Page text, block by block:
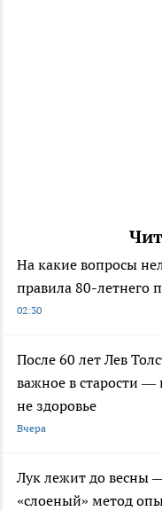
На какие вопросы
правила 80-летнего
02:30
После 60 лет Лев
важное в старости —
не здоровье
Вчера
Лук лежит до весны
«слоеный» метод